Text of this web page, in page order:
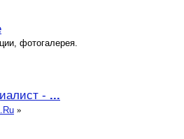
фотогалерея.
- ...
»